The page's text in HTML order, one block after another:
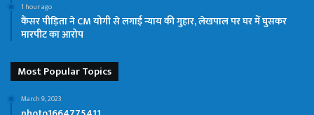
1 hour ago
कैंसर पीड़िता ने CM योगी से लगाई न्याय की गुहार, लेखपाल पर घर में घुसकर
मारपीट का आरोप
Most Popular Topics
March 9, 2023